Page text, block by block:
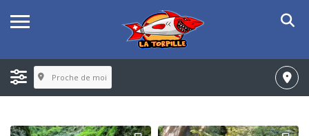
Proche de moi